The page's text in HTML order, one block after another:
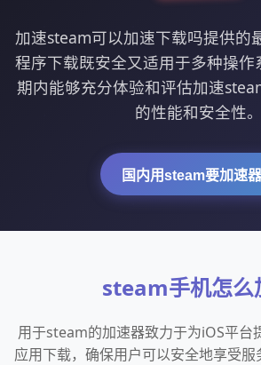
加速steam可以加速下载吗提供的
程序下载既安全又适用于多种操作
期内能够充分体验和评估加速
的性能和安全性。
国内用steam要加速
steam手机怎么
用于steam的加速器致力于为iOS平台
应用下载，确保用户可以安全地享受